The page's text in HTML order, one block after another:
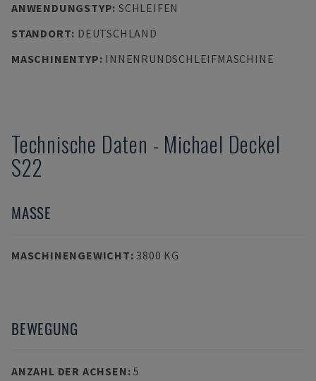
ANWENDUNGSTYP: SCHLEIFEN
STANDORT: DEUTSCHLAND
MASCHINENTYP: INNENRUNDSCHLEIFMASCHINE
Technische Daten - Michael Deckel
S22
MASSE
MASCHINENGEWICHT: 3800 KG
BEWEGUNG
ANZAHL DER ACHSEN:5